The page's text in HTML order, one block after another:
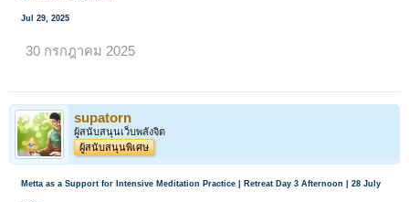
Jul 29, 2025
30 กรกฎาคม 2025
supatorn
ผู้สนับสนุนเว็บพลังจิต
ผู้สนับสนุนพิเศษ
Metta as a Support for Intensive Meditation Practice | Retreat Day 3 Afternoon | 28 July